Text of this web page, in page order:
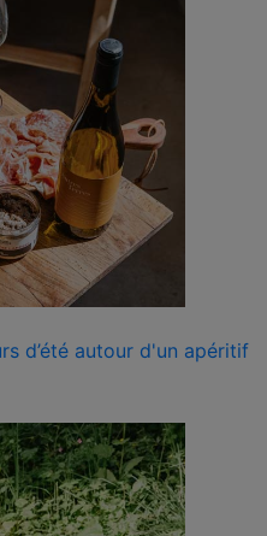
d’été autour d'un apéritif